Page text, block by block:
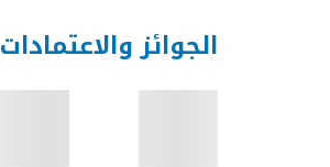
الجوائز والاعتمادات